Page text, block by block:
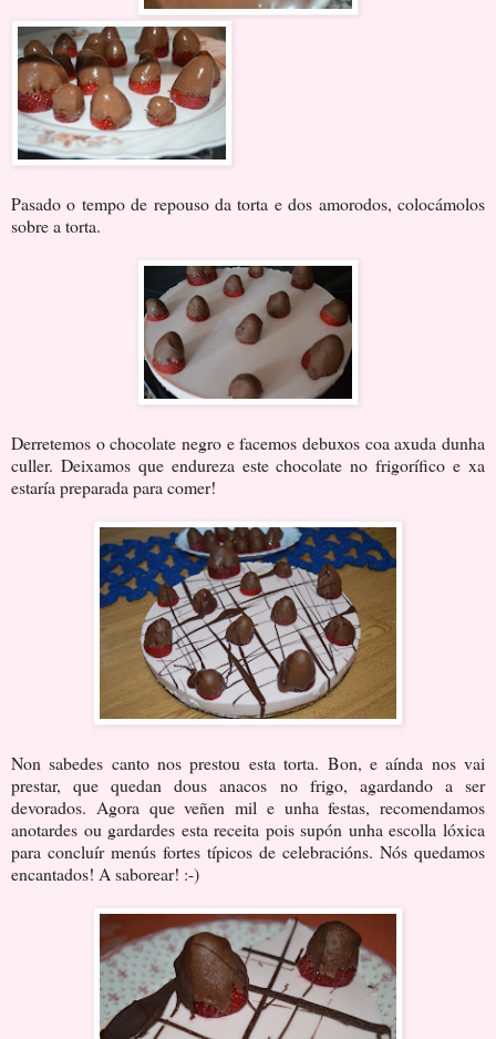
Pasado o tempo de repouso da torta e dos amorodos, colocámolos
sobre a torta.
Derretemos o chocolate negro e facemos debuxos coa axuda dunha
culler. Deixamos que endureza este chocolate no frigorífico e xa
estaría preparada para comer!
Non sabedes canto nos prestou esta torta. Bon, e aínda nos vai
prestar, que quedan dous anacos no frigo, agardando a ser
devorados. Agora que veñen mil e unha festas, recomendamos
anotardes ou gardardes esta receita pois supón unha escolla lóxica
para concluír menús fortes típicos de celebracións. Nós quedamos
encantados! A saborear! :-)